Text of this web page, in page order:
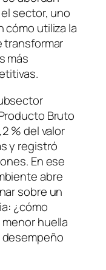
sector, uno
cómo utiliza la
transformar
más
Bruto
% del valor
y registró
En ese
abre
sobre un
¿cómo
huella